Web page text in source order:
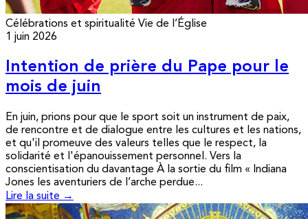
Célébrations et spiritualité Vie de l’Église
1 juin 2026
Intention de prière du Pape pour le
mois de juin
En juin, prions pour que le sport soit un instrument de paix,
de rencontre et de dialogue entre les cultures et les nations,
et qu'il promeuve des valeurs telles que le respect, la
solidarité et l'épanouissement personnel. Vers la
conscientisation du davantage À la sortie du film « Indiana
Jones les aventuriers de l’arche perdue...
Lire la suite →